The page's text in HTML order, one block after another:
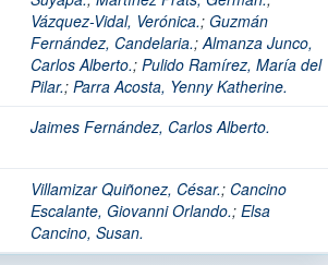
Vázquez-Vidal, Verónica.; Guzmán
Fernández, Candelaria.;Almanza Junco,
Carlos Alberto.; Pulido Ramírez, María del
Pilar.; Parra Acosta, Yenny Katherine.
Jaimes Fernández, Carlos Alberto.
Villamizar Quiñonez, César.; Cancino
Escalante, Giovanni Orlando.; Elsa
Cancino, Susan.